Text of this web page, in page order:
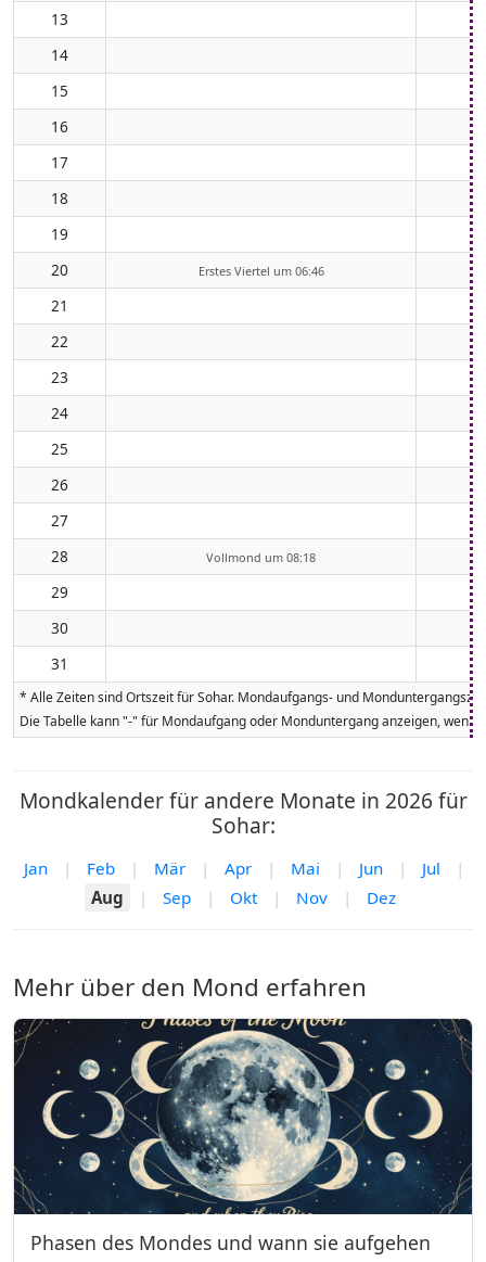
13
14
15
16
17
18
19
20
Erstes Viertel um 06:46
21
22
23
24
25
26
27
28
Vollmond um 08:18
29
30
31
* Alle Zeiten sind Ortszeit für Sohar. Mondaufgangs- und
Die Tabelle kann "-" für Mondaufgang oder Monduntergang anzeigen,
Mondkalender für andere Monate in 2026 für
Sohar:
Jan | Feb | Mär | Apr | Mai | Jun | Jul
|
Aug
| Sep | Okt | Nov | Dez
Mehr über den Mond erfahren
Phasen des Mondes und wann sie aufgehen